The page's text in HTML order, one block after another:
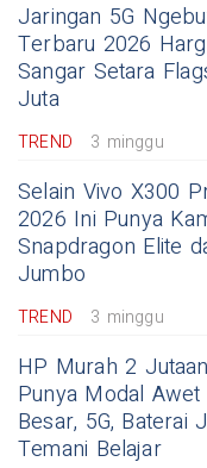
Jaringan 5G
Terbaru 2026
Sangar Setara
Juta
TREND 3 minggu
Selain Vivo X300
2026 Ini Punya
Snapdragon Elite
Jumbo
TREND 3 minggu
HP Murah 2
Punya Modal Awet
Besar, 5G, Baterai
Temani Belajar